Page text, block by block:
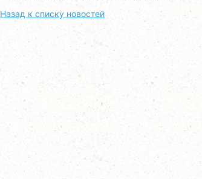
Назад к списку новостей